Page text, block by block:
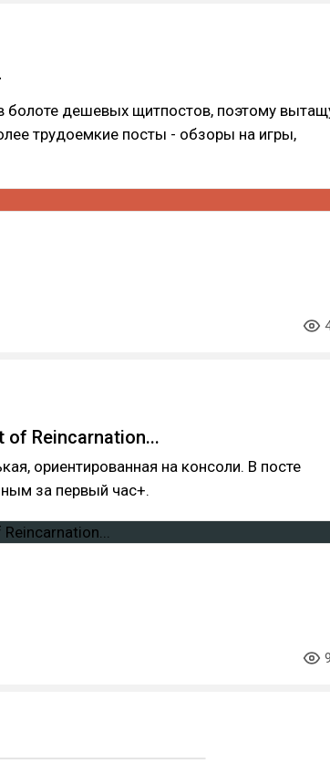
болоте дешевых щитпостов, поэтому
трудоемкие посты - обзоры на игры,
of Reincarnation...
ориентированная на консоли. В посте
за первый час+.